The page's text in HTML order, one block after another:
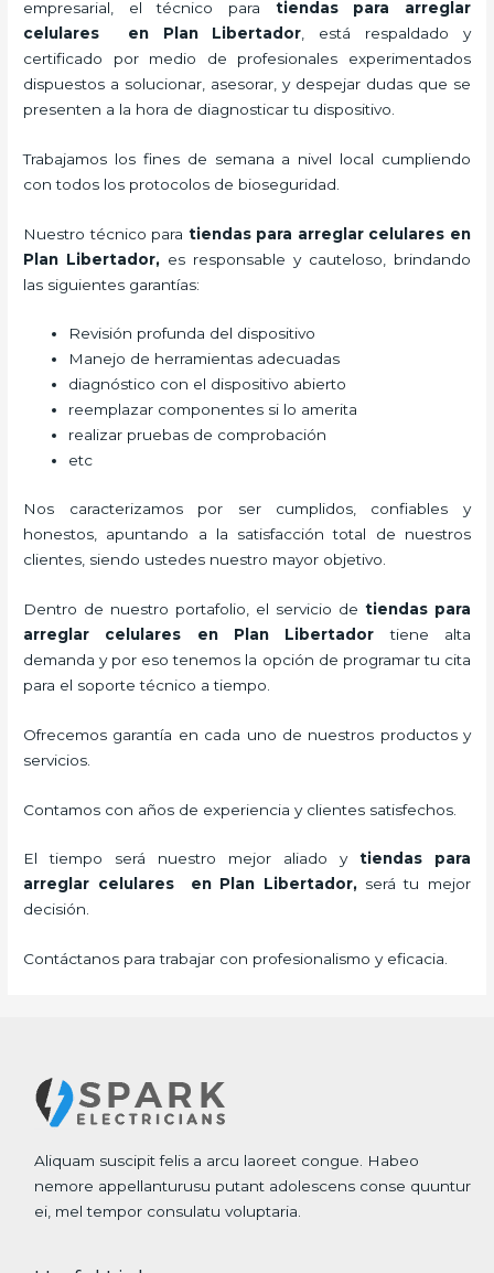
empresarial, el técnico para tiendas para arreglar
celulares en Plan Libertador , está respaldado y
certificado por medio de profesionales experimentados
dispuestos a solucionar, asesorar, y despejar dudas que se
presenten a la hora de diagnosticar tu dispositivo.
Trabajamos los fines de semana a nivel local cumpliendo
con todos los protocolos de bioseguridad.
Nuestro técnico para tiendas para arreglar celulares en
Plan Libertador, es responsable y cauteloso, brindando
las siguientes garantías:
Revisión profunda del dispositivo
Manejo de herramientas adecuadas
diagnóstico con el dispositivo abierto
reemplazar componentes si lo amerita
realizar pruebas de comprobación
etc
Nos caracterizamos por ser cumplidos, confiables y
honestos, apuntando a la satisfacción total de nuestros
clientes, siendo ustedes nuestro mayor objetivo.
Dentro de nuestro portafolio, el servicio de tiendas para
arreglar celulares en Plan Libertador tiene alta
demanda y por eso tenemos la opción de programar tu cita
para el soporte técnico a tiempo.
Ofrecemos garantía en cada uno de nuestros productos y
servicios.
Contamos con años de experiencia y clientes satisfechos.
El tiempo será nuestro mejor aliado y tiendas para
arreglar celularesen Plan Libertador, será tu mejor
decisión.
Contáctanos para trabajar con profesionalismo y eficacia.
Aliquam suscipit felis a arcu laoreet congue. Habeo
nemore appellanturusu putant adolescens conse quuntur
ei, mel tempor consulatu voluptaria.